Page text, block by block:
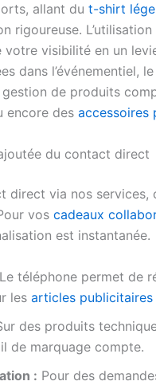
allant du t-shirt
rigoureuse. L’utilisation
votre visibilité en un
dans l’événementiel,
de produits
encore des accessoires
du contact direct
via nos services,
vos cadeaux
est instantanée.
Le téléphone permet de
les articles publicitaires
des produits
de marquage compte.
: Pour des